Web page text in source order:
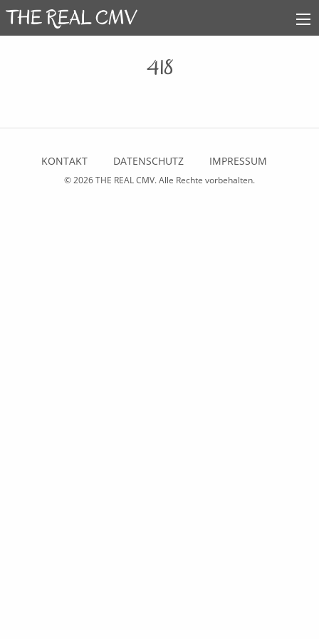
418
KONTAKT DATENSCHUTZ IMPRESSUM
© 2026THE REAL CMV. Alle Rechte vorbehalten.